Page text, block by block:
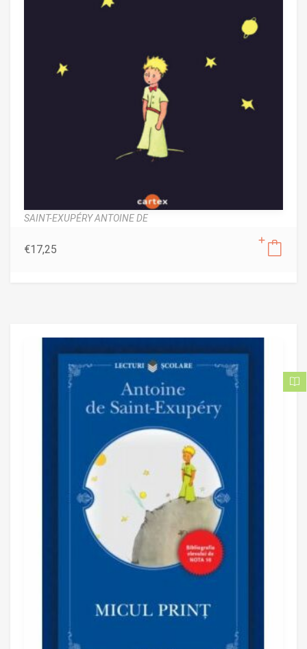
SAINT-EXUPÉRY ANTOINE DE
€17,25